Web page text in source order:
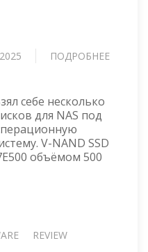
ПОДРОБНЕЕ
себе несколько
для NAS под
V-NAND SSD
объёмом 500
REVIEW